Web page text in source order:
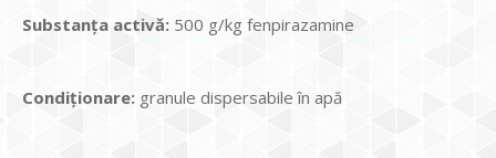
Substanța activă: 500 g/kg fenpirazamine
Condiționare: granule dispersabile în apă